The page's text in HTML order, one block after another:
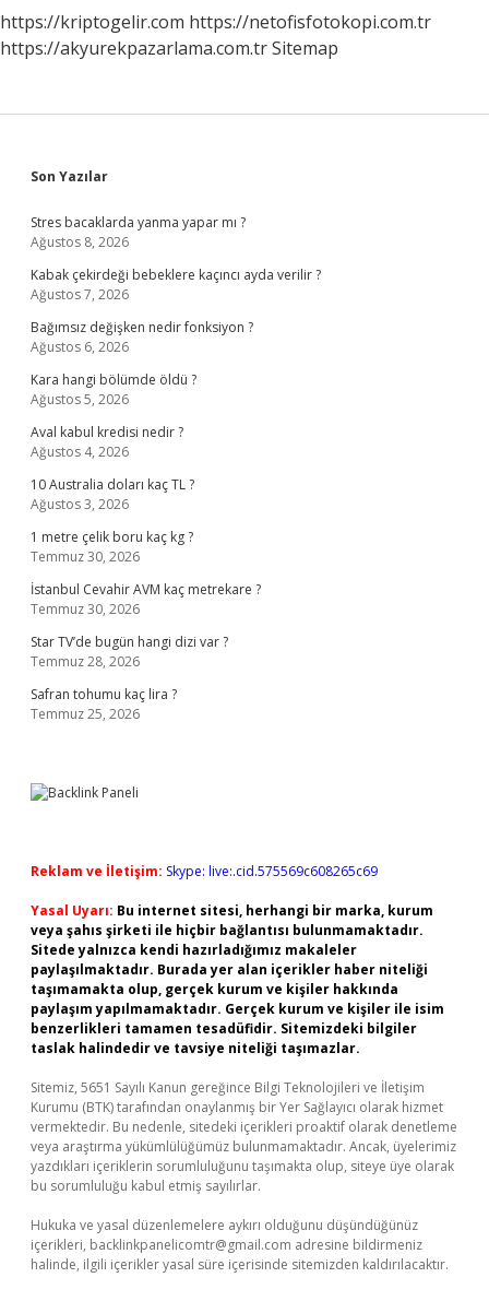
https://kriptogelir.com https://netofisfotokopi.com.tr
https://akyurekpazarlama.com.trSitemap
Sidebar
Son Yazılar
Stres bacaklarda yanma yapar mı ?
Ağustos 8, 2026
Kabak çekirdeği bebeklere kaçıncı ayda verilir ?
Ağustos 7, 2026
Bağımsız değişken nedir fonksiyon ?
Ağustos 6, 2026
Kara hangi bölümde öldü ?
Ağustos 5, 2026
Aval kabul kredisi nedir ?
Ağustos 4, 2026
10 Australia doları kaç TL ?
Ağustos 3, 2026
1 metre çelik boru kaç kg ?
Temmuz 30, 2026
İstanbul Cevahir AVM kaç metrekare ?
Temmuz 30, 2026
Star TV’de bugün hangi dizi var ?
Temmuz 28, 2026
Safran tohumu kaç lira ?
Temmuz 25, 2026
Reklam ve İletişim: Skype: live:.cid.575569c608265c69
Yasal Uyarı: Bu internet sitesi, herhangi bir marka, kurum
veya şahıs şirketi ile hiçbir bağlantısı bulunmamaktadır.
Sitede yalnızca kendi hazırladığımız makaleler
paylaşılmaktadır. Burada yer alan içerikler haber niteliği
taşımamakta olup, gerçek kurum ve kişiler hakkında
paylaşım yapılmamaktadır. Gerçek kurum ve kişiler ile isim
benzerlikleri tamamen tesadüfidir. Sitemizdeki bilgiler
taslak halindedir ve tavsiye niteliği taşımazlar.
Sitemiz, 5651 Sayılı Kanun gereğince Bilgi Teknolojileri ve İletişim
Kurumu (BTK) tarafından onaylanmış bir Yer Sağlayıcı olarak hizmet
vermektedir. Bu nedenle, sitedeki içerikleri proaktif olarak denetleme
veya araştırma yükümlülüğümüz bulunmamaktadır. Ancak, üyelerimiz
yazdıkları içeriklerin sorumluluğunu taşımakta olup, siteye üye olarak
bu sorumluluğu kabul etmiş sayılırlar.
Hukuka ve yasal düzenlemelere aykırı olduğunu düşündüğünüz
içerikleri, backlinkpanelicomtr@gmail.com adresine bildirmeniz
halinde, ilgili içerikler yasal süre içerisinde sitemizden kaldırılacaktır.